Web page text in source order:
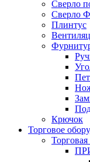
Сверло
Сверло
Плинтус
Крючок
Торговое